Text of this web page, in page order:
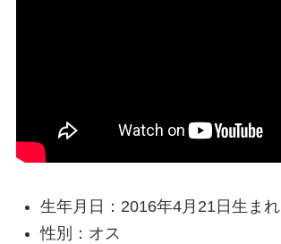
生年月日：2016年4月21日生まれ
性別：オス